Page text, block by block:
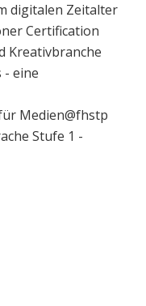
digitalen Zeitalter
Certification
Kreativbranche
- eine
Medien@fhstp
Stufe 1 -